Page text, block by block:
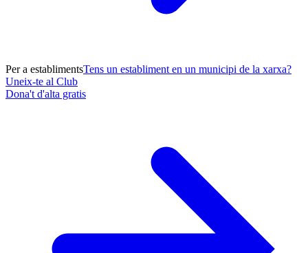
Per a establimentsTens un establiment en un municipi de la xarxa?
Uneix-te al Club
Dona't d'alta gratis